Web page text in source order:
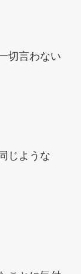
切言わない
じような